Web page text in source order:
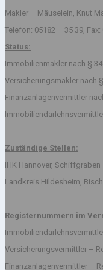
Makler – Mäuselein, Knut
Telefon: 05182 – 35 39,
Status:
Immobilienmakler nach § 34
Versicherungsmakler nach
Finanzanlagenvermittler
Zuständige Stellen:
IHK Hannover, Schiffgraben
Landkreis Hildesheim,
Registernummern im